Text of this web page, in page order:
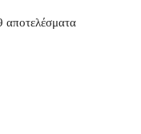
αποτελέσματα